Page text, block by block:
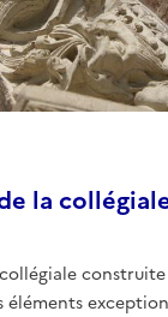
la
construite
éléments